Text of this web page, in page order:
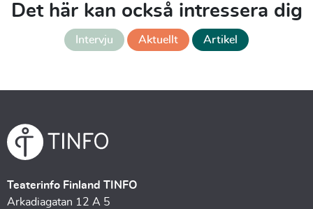
Det här kan också intressera dig
Intervju Aktuellt Artikel
Teaterinfo Finland TINFO
Arkadiagatan 12 A 5